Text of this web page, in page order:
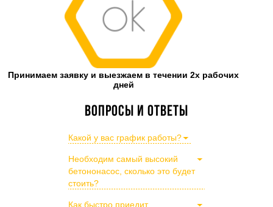
Принимаем заявку и выезжаем в течении 2х рабочих
дней
Вопросы и ответы
Какой у вас график работы?
Необходим самый высокий
бетононасос, сколько это будет
стоить?
Как быстро приедит